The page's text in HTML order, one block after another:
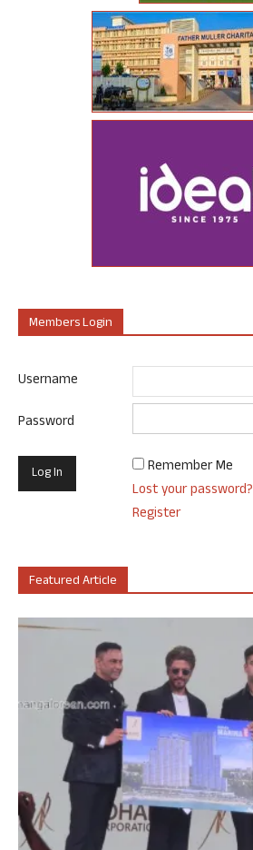
Members Login
Username
Password
Remember Me
Lost your password?
Register
Featured Article